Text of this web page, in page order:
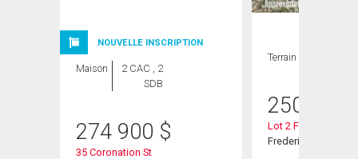
NOUVELLE INSCRIPTION
Maison
2 CAC , 2
SDB
274 900 $
35 Coronation St
Terrain
250 000
Lot 2 Fisher Ave
Fredericton, NB